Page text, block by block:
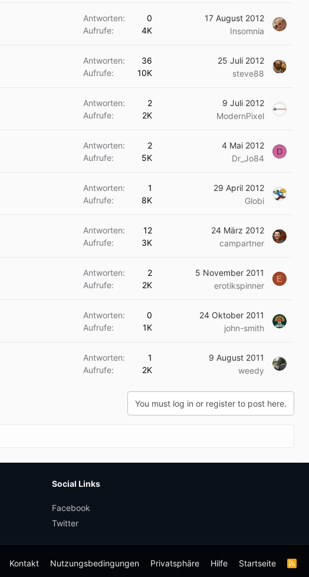
Antworten
0
Aufrufe
4K
17 August 2012
Insomnia
Antworten
36
Aufrufe
10K
25 Juli 2012
steve88
Antworten
2
Aufrufe
2K
9 Juli 2012
ModernPixel
Antworten
2
Aufrufe
5K
4 Mai 2012
Dr_Jo84
D
Antworten
1
Aufrufe
8K
29 April 2012
Globi
Antworten
12
Aufrufe
3K
24 März 2012
campartner
Antworten
2
Aufrufe
2K
5 November 2011
erotikspinner
E
Antworten
0
Aufrufe
1K
24 Oktober 2011
john-smith
Antworten
1
Aufrufe
2K
9 August 2011
weedy
You must log in or register to post here.
Social Links
Facebook
Twitter
Kontakt Nutzungsbedingungen Privatsphäre Hilfe Startseite
R